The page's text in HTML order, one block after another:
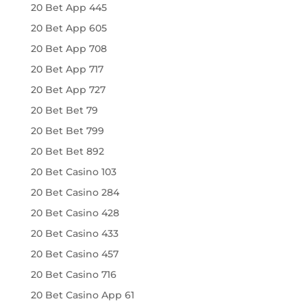
20 Bet App 445
20 Bet App 605
20 Bet App 708
20 Bet App 717
20 Bet App 727
20 Bet Bet 79
20 Bet Bet 799
20 Bet Bet 892
20 Bet Casino 103
20 Bet Casino 284
20 Bet Casino 428
20 Bet Casino 433
20 Bet Casino 457
20 Bet Casino 716
20 Bet Casino App 61